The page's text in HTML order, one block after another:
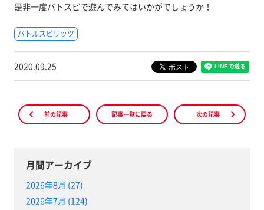
是非一度バトスピで遊んでみてはいかがでしょうか！
バトルスピリッツ
2020.09.25
前の記事 記事一覧に戻る 次の記事
月間アーカイブ
2026年8月 (27)
2026年7月 (124)